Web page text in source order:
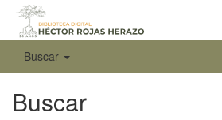
Buscar
Buscar